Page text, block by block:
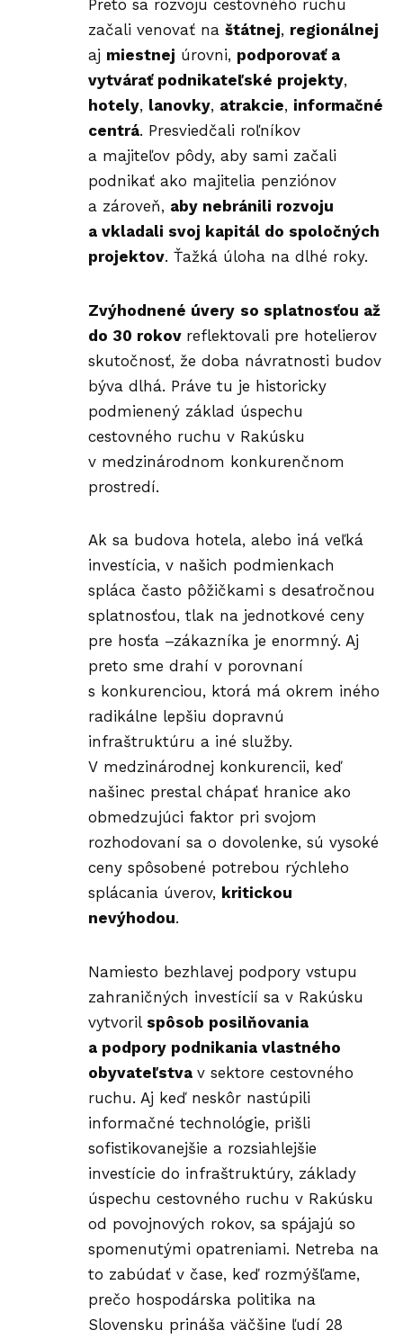
Preto sa rozvoju cestovného ruchu
začali venovať na štátnej, regionálnej
aj miestnej úrovni, podporovať a
vytvárať podnikateľské projekty,
hotely, lanovky, atrakcie, informačné
centrá. Presviedčali roľníkov
a majiteľov pôdy, aby sami začali
podnikať ako majitelia penziónov
a zároveň, aby nebránili rozvoju
a vkladali svoj kapitál do spoločných
projektov. Ťažká úloha na dlhé roky.
Zvýhodnené úvery so splatnosťou až
do 30 rokov reflektovali pre hotelierov
skutočnosť, že doba návratnosti budov
býva dlhá. Práve tu je historicky
podmienený základ úspechu
cestovného ruchu v Rakúsku
v medzinárodnom konkurenčnom
prostredí.
Ak sa budova hotela, alebo iná veľká
investícia, v našich podmienkach
spláca často pôžičkami s desaťročnou
splatnosťou, tlak na jednotkové ceny
pre hosťa –zákazníka je enormný. Aj
preto sme drahí v porovnaní
s konkurenciou, ktorá má okrem iného
radikálne lepšiu dopravnú
infraštruktúru a iné služby.
V medzinárodnej konkurencii, keď
našinec prestal chápať hranice ako
obmedzujúci faktor pri svojom
rozhodovaní sa o dovolenke, sú vysoké
ceny spôsobené potrebou rýchleho
splácania úverov, kritickou
nevýhodou.
Namiesto bezhlavej podpory vstupu
zahraničných investícií sa v Rakúsku
vytvoril spôsob posilňovania
a podpory podnikania vlastného
obyvateľstva v sektore cestovného
ruchu. Aj keď neskôr nastúpili
informačné technológie, prišli
sofistikovanejšie a rozsiahlejšie
investície do infraštruktúry, základy
úspechu cestovného ruchu v Rakúsku
od povojnových rokov, sa spájajú so
spomenutými opatreniami. Netreba na
to zabúdať v čase, keď rozmýšľame,
prečo hospodárska politika na
Slovensku prináša väčšine ľudí 28